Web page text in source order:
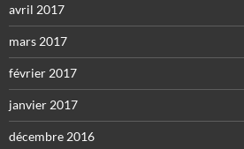
avril 2017
mars 2017
février 2017
janvier 2017
décembre 2016